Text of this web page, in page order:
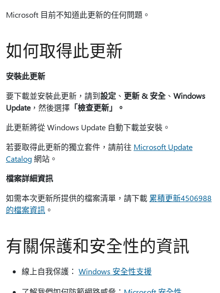
Microsoft 目前不知道此更新的任何問題。
如何取得此更新
安裝此更新
要下載並安裝此更新，請到設定 、 更新 & 安全、 Windows
Update，然後選擇 「檢查更新」。
此更新將從 Windows Update 自動下載並安裝。
若要取得此更新的獨立套件，請前往 Microsoft Update
Catalog網站。
檔案詳細資訊
如需本次更新所提供的檔案清單，請下載 累積更新4506988
的檔案資訊 。
有關保護和安全性的資訊
線上自我保護： Windows 安全性支援